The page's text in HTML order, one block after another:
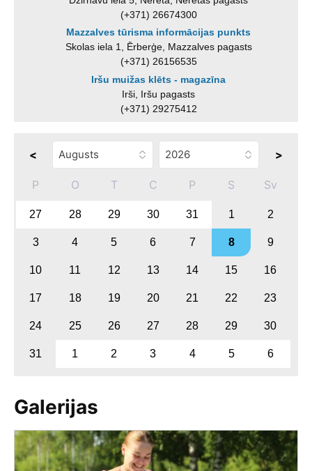
(+371) 26674300
Mazzalves tūrisma informācijas punkts
Skolas iela 1, Ērberģe, Mazzalves pagasts
(+371) 26156535
Iršu muižas klēts - magazīna
Irši, Iršu pagasts
(+371) 29275412
< >
P O T C P S Sv
27 28 29 30 31 1 2
3 4 5 6 7 8 9
10 11 12 13 14 15 16
17 18 19 20 21 22 23
24 25 26 27 28 29 30
31 1 2 3 4 5 6
Galerijas